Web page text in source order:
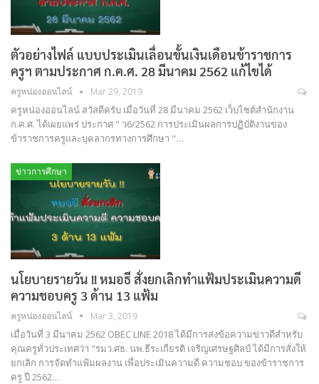
ตัวอย่างไฟล์ แบบประเมินเลื่อนขั้นเงินเดือนข้าราชการ
ครูฯ ตามประกาศ ก.ค.ศ. 28 มีนาคม 2562 แก้ไขได้
ครูหน่องออนไลน์ Mar 29, 2019
ครูหน่องออนไลน์ สวัสดีครับ เมื่อวันที่ 28 มีนาคม 2562 เว็บไซต์สำนักงาน
ก.ค.ศ. ได้เผยแพร่ ประกาศ " ว6/2562 การประเมินผลการปฏิบัติงานของ
ข้าราชการครูและบุคลากรทางการศึกษา "…
ข่าวการศึกษา
นโยบายรายวัน !! หมอธี สั่งยกเลิกทำแฟ้มประเมินความดี
ความชอบครู 3 ด้าน 13 แฟ้ม
ครูหน่องออนไลน์ Mar 3, 2019
เมื่อวันที่ 3 มีนาคม 2562 OBEC LINE 2018 ได้มีการส่งข้อความข่าวดีสำหรับ
คุณครูทั่วประเทศว่า "รมว.ศธ. นพ.ธีระเกียรติ เจริญเศรษฐศิลป์ ได้มีการสั่งให้
ยกเลิก การจัดทำแฟ้มผลงาน เพื่อประเมินความดี ความชอบ ของข้าราชการ
ครู ปี 2562…